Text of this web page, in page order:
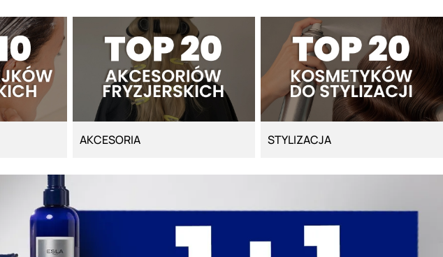
AKCESORIA STYLIZACJA